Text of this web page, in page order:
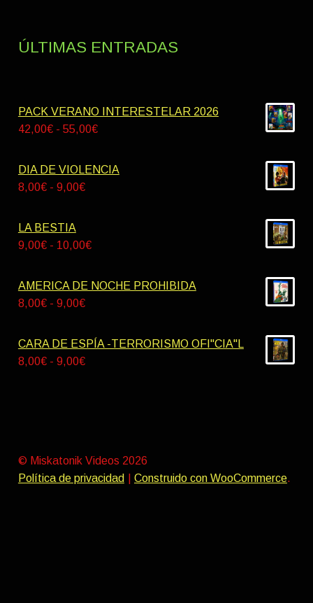
ÚLTIMAS ENTRADAS
PACK VERANO INTERESTELAR 2026
42,00€ - 55,00€Rango
precios:
DIA DE VIOLENCIA
8,00€ - 9,00€Rango
desde
9,00€
LA BESTIA
9,00€ - 10,00€Rango
precios:
10,00€
AMERICA DE NOCHE PROHIBIDA
8,00€ - 9,00€Rango
precios:
desde
CARA DE ESPÍA -TERRORISMO OFI"CIA"L
8,00€ - 9,00€Rango
9,00€
© Miskatonik Videos 2026
Política de privacidad
Construido con WooCommerce.